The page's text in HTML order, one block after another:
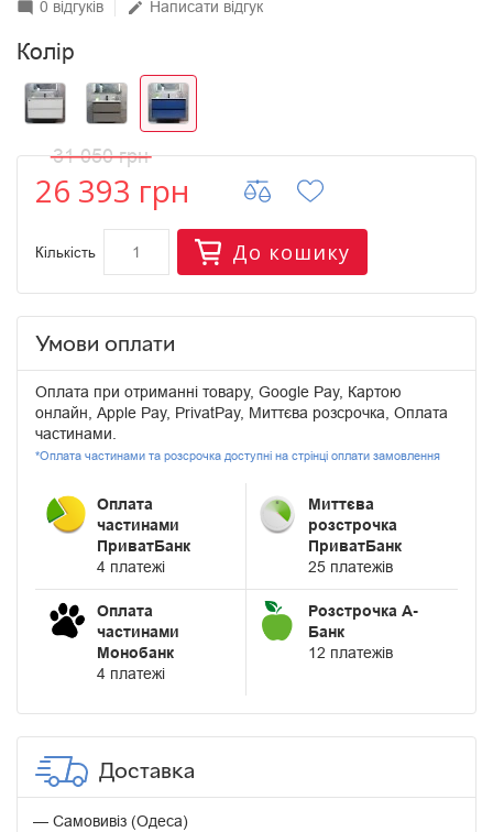
mode_comment 0 відгуків edit Написати відгук
Колір
31 050 грн
26 393 грн
Кількість До кошику
Умови оплати
Оплата при отриманні товару, Google Pay, Картою
онлайн, Apple Pay, PrivatPay, Миттєва розсрочка, Оплата
частинами.
*Оплата частинами та розсрочка доступні на стрінці оплати замовлення
Оплата
частинами
ПриватБанк
4 платежі
Миттєва
розстрочка
ПриватБанк
25 платежів
Оплата
частинами
Монобанк
4 платежі
Розстрочка А-
Банк
12 платежів
Доставка
Самовивіз (Одеса)